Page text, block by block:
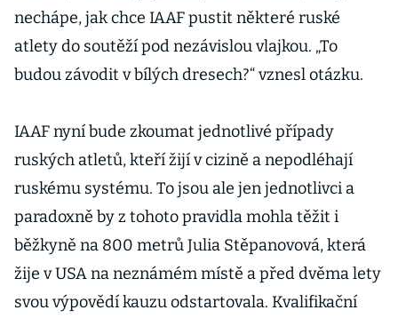
nechápe, jak chce IAAF pustit některé ruské
atlety do soutěží pod nezávislou vlajkou. „To
budou závodit v bílých dresech?“ vznesl otázku.
IAAF nyní bude zkoumat jednotlivé případy
ruských atletů, kteří žijí v cizině a nepodléhají
ruskému systému. To jsou ale jen jednotlivci a
paradoxně by z tohoto pravidla mohla těžit i
běžkyně na 800 metrů Julia Stěpanovová, která
žije v USA na neznámém místě a před dvěma lety
svou výpovědí kauzu odstartovala. Kvalifikační